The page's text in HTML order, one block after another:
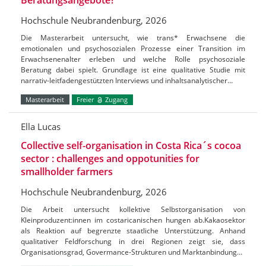
Hochschule Neubrandenburg, 2026
Die Masterarbeit untersucht, wie trans* Erwachsene die
emotionalen und psychosozialen Prozesse einer Transition im
Erwachsenenalter erleben und welche Rolle psychosoziale
Beratung dabei spielt. Grundlage ist eine qualitative Studie mit
narrativ-leitfadengestützten Interviews und inhaltsanalytischer…
Masterarbeit Freier Zugang
Ella Lucas
Collective self-organisation in Costa Rica´s cocoa
sector : challenges and oppotunities for
smallholder farmers
Hochschule Neubrandenburg, 2026
Die Arbeit untersucht kollektive Selbstorganisation von
Kleinproduzent:innen im costaricanischen hungen ab.Kakaosektor
als Reaktion auf begrenzte staatliche Unterstützung. Anhand
qualitativer Feldforschung in drei Regionen zeigt sie, dass
Organisationsgrad, Govermance-Strukturen und Marktanbindung…